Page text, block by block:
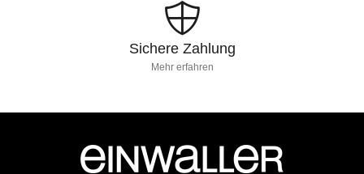
Sichere Zahlung
Mehr erfahren